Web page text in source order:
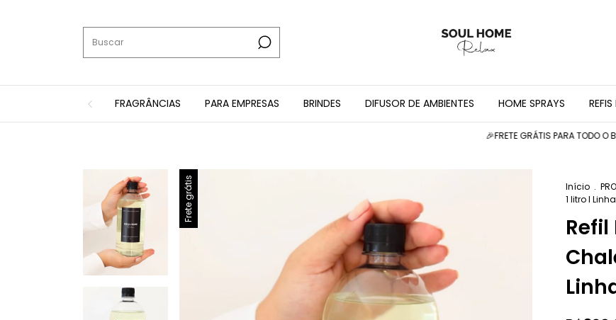
FRAGRÂNCIAS PARA EMPRESAS BRINDES DIFUSOR DE AMBIENTES HOME SPRAYS
🎉FRETE GRÁTIS PARA TODO O BRASIL
Frete grátis Início .
1 litro I